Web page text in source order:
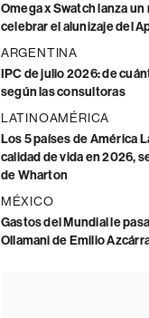
Omega x Swatch lanza
celebrar el alunizaje del
ARGENTINA
IPC de julio 2026: de
según las consultoras
LATINOAMÉRICA
Los 5 países de América
calidad de vida en 2026,
de Wharton
MÉXICO
Gastos del Mundial le
Ollamani de Emilio